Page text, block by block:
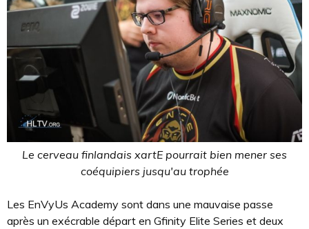
Le cerveau finlandais xartE pourrait bien mener ses
coéquipiers jusqu'au trophée
Les EnVyUs Academy sont dans une mauvaise passe
après un exécrable départ en Gfinity Elite Series et deux